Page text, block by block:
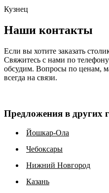
Кузнец
Наши контакты
Если вы хотите заказать
Свяжитесь с нами по
обсудим. Вопросы по ценам,
всегда на связи.
Предложения в других
Йошкар-Ола
Чебоксары
Нижний Новгород
Казань